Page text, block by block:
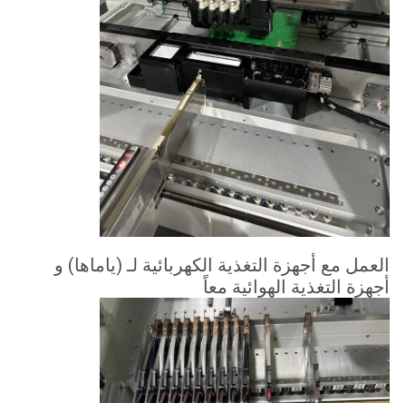
العمل مع أجهزة التغذية الكهربائية لـ (ياماها) و
أجهزة التغذية الهوائية معاً